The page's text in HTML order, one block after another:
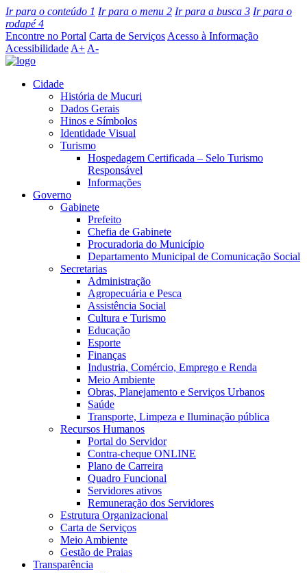
Ir para o conteúdo 1 Ir para o menu 2 Ir para a busca 3 Ir para o
rodapé4
Encontre no Portal Carta de Serviços Acesso à Informação
Acessibilidade A+ A-
Cidade
História de Mucuri
Dados Gerais
Hinos e Símbolos
Identidade Visual
Turismo
Hospedagem Certificada – Selo Turismo
Responsável
Informações
Governo
Gabinete
Prefeito
Chefia de Gabinete
Procuradoria do Município
Departamento Municipal de Comunicação Social
Secretarias
Administração
Agropecuária e Pesca
Assistência Social
Cultura e Turismo
Educação
Esporte
Finanças
Industria, Comércio, Emprego e Renda
Meio Ambiente
Obras, Planejamento e Serviços Urbanos
Saúde
Transporte, Limpeza e Iluminação pública
Recursos Humanos
Portal do Servidor
Contra-cheque ONLINE
Plano de Carreira
Quadro Funcional
Servidores ativos
Remuneração dos Servidores
Estrutura Organizacional
Carta de Serviços
Meio Ambiente
Gestão de Praias
Transparência